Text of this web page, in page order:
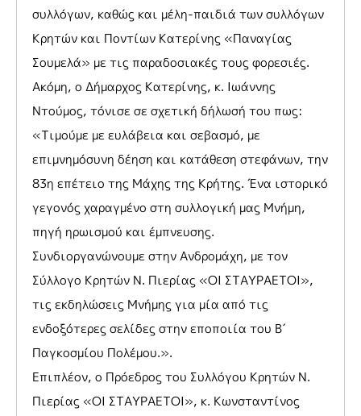
συλλόγων, καθώς και μέλη-παιδιά των συλλόγων
Κρητών και Ποντίων Κατερίνης «Παναγίας
Σουμελά» με τις παραδοσιακές τους φορεσιές.
Ακόμη, ο Δήμαρχος Κατερίνης, κ. Ιωάννης
Ντούμος, τόνισε σε σχετική δήλωσή του πως:
«Τιμούμε με ευλάβεια και σεβασμό, με
επιμνημόσυνη δέηση και κατάθεση στεφάνων, την
83η επέτειο της Μάχης της Κρήτης. Ένα ιστορικό
γεγονός χαραγμένο στη συλλογική μας Μνήμη,
πηγή ηρωισμού και έμπνευσης.
Συνδιοργανώνουμε στην Ανδρομάχη, με τον
Σύλλογο Κρητών Ν. Πιερίας «ΟΙ ΣΤΑΥΡΑΕΤΟΙ»,
τις εκδηλώσεις Μνήμης για μία από τις
ενδοξότερες σελίδες στην εποποιία του Β΄
Παγκοσμίου Πολέμου.».
Επιπλέον, ο Πρόεδρος του Συλλόγου Κρητών Ν.
Πιερίας «ΟΙ ΣΤΑΥΡΑΕΤΟΙ», κ. Κωνσταντίνος